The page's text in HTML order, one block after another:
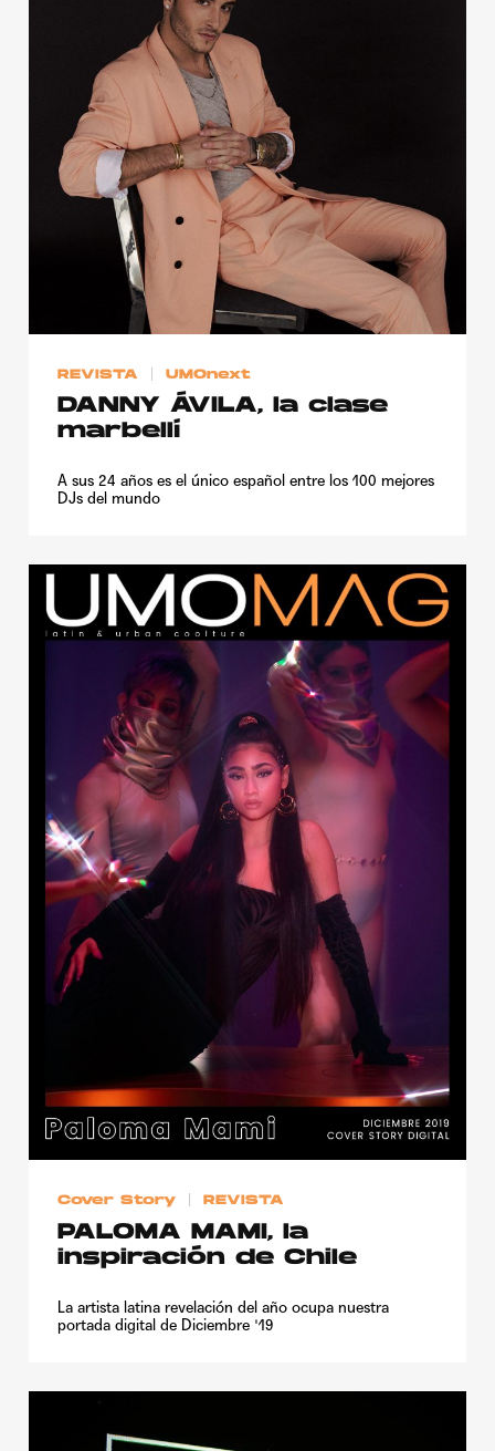
REVISTA UMOnext
DANNY ÁVILA, la clase
marbellí
A sus 24 años es el único español entre los 100 mejores
DJs del mundo
Cover Story REVISTA
PALOMA MAMI, la
inspiración de Chile
La artista latina revelación del año ocupa nuestra
portada digital de Diciembre '19